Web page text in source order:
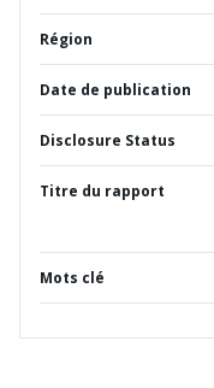
Région
Date de publication
Disclosure Status
Titre du rapport
Mots clé